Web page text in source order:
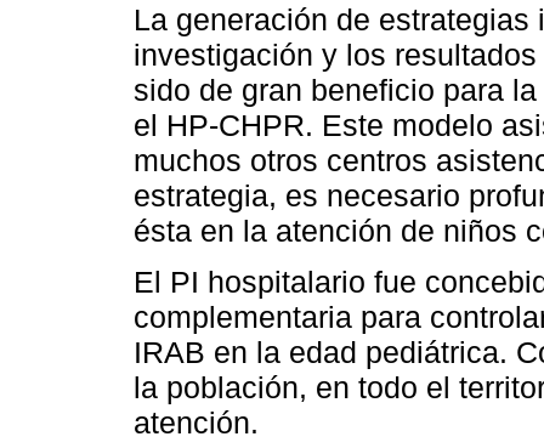
La generación de
investigación y los
sido de gran beneficio para
el HP-CHPR. Este modelo
muchos otros centros
estrategia, es necesario
ésta en la atención de niños
El PI hospitalario fue
complementaria para
IRAB en la edad pediátrica.
la población, en todo el
atención.